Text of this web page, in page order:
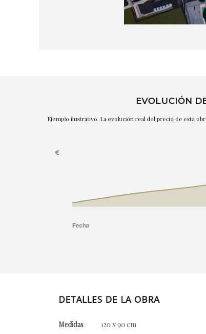
EVOLUCIÓN
Ejemplo ilustrativo. La evolución real del precio de esta
DETALLES DE LA OBRA
Medidas
120 x 90 cm